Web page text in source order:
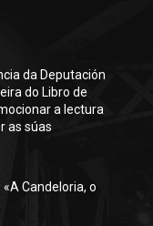
da Deputación
do Libro de
a lectura
as súas
Candeloria, o